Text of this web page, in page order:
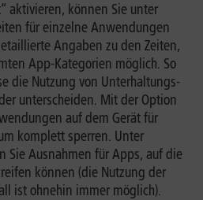
aktivieren, können Sie unter
für einzelne Anwendungen
Angaben zu den Zeiten,
App-Kategorien möglich. So
die Nutzung von Unterhaltungs-
unterscheiden. Mit der Option
auf dem Gerät für
komplett sperren. Unter
Sie Ausnahmen für Apps, auf die
können (die Nutzung der
ist ohnehin immer möglich).